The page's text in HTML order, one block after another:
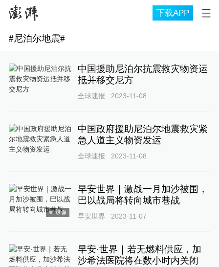
下载APP
#尼泊尔地震#
中国援助尼泊尔抗震救灾物资运
抵并移交尼方
全球速报 2023-11-08
中国政府援助尼泊尔地震救灾紧
急人道主义物资发运
全球速报 2023-11-08
录像
早安世界｜激战一月加沙被围，
巴以战局将转向城市巷战
早安世界 2023-11-07
早安·世界｜若无燃料供应，加
沙希法医院将在数小时内关闭